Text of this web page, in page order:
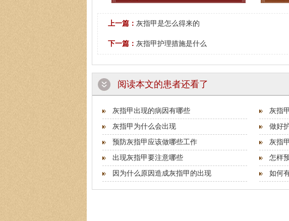
上一篇： 灰指甲是怎么得来的
下一篇： 灰指甲护理措施是什么
阅读本文的患者还看了
灰指甲出现的病因有哪些 灰指
灰指甲为什么会出现 做好
预防灰指甲应该做哪些工作 灰指
出现灰指甲要注意哪些 怎样
因为什么原因造成灰指甲的出现 如何